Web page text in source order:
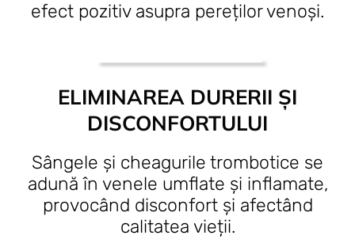
efect pozitiv asupra pereților venoși.
ELIMINAREA DURERII ȘI
DISCONFORTULUI
Sângele și cheagurile trombotice se
adună în venele umflate și inflamate,
provocând disconfort și afectând
calitatea vieții.